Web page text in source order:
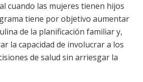
cuando las mujeres tienen hijos
tiene por objetivo aumentar
de la planificación familiar y,
la capacidad de involucrar a los
de salud sin arriesgar la